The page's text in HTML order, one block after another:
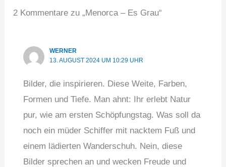
2 Kommentare zu „Menorca – Es Grau“
WERNER
13. AUGUST 2024 UM 10:29 UHR
Bilder, die inspirieren. Diese Weite, Farben,
Formen und Tiefe. Man ahnt: Ihr erlebt Natur
pur, wie am ersten Schöpfungstag. Was soll da
noch ein müder Schiffer mit nacktem Fuß und
einem lädierten Wanderschuh. Nein, diese
Bilder sprechen an und wecken Freude und